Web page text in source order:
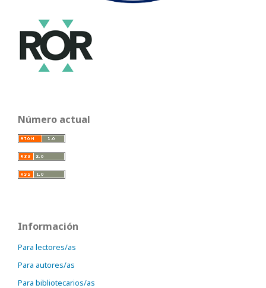
Número actual
Información
Para lectores/as
Para autores/as
Para bibliotecarios/as